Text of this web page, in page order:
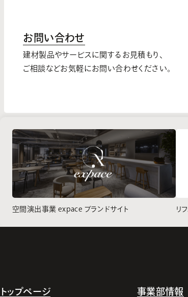
お問い合わせ
建材製品やサービスに関するお見積もり、
ご相談などお気軽にお問い合わせください。
空間演出事業 expace ブランドサイト リ
トップページ 事業部情報